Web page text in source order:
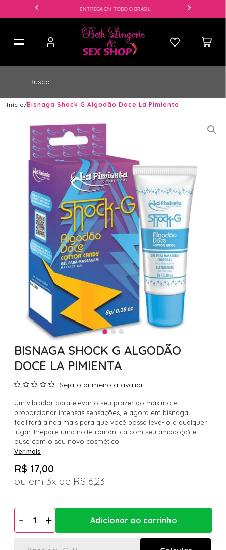
ENTREGA EM TODO O BRASIL
Início Bisnaga Shock G Algodão Doce La Pimienta
BISNAGA SHOCK G ALGODÃO
DOCE LA PIMIENTA
Seja o primeiro a avaliar
Um vibrador para elevar o seu prazer ao máximo e
proporcionar intensas sensações, e agora em bisnaga,
facilitará ainda mais para que você possa levá-lo a qualquer
lugar. Prepare uma noite romântica com seu amado(a) e
ouse com o seu novo cosmético.
Ver mais
R$ 17,00
3x
R$ 6,23